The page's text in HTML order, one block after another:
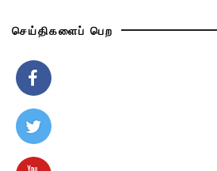
செய்திகளைப் பெற